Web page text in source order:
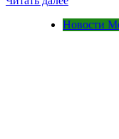
Новости